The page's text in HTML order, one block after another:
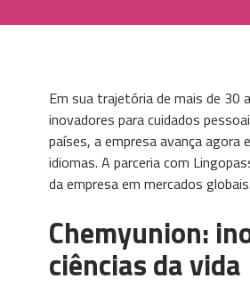
Em sua trajetória de mais de 30
inovadores para cuidados
países, a empresa avança
idiomas. A parceria com
da empresa em mercados globais.
Chemyunion:
ciências da vida